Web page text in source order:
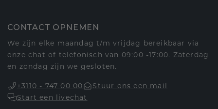
CONTACT OPNEMEN
We zijn elke maandag t/m vrijdag bereikbaar via
onze chat of telefonisch van 09:00 -17:00. Zaterdag
en zondag zijn we gesloten.
+3110 - 747 00 00
Stuur ons een mail
Start een livechat